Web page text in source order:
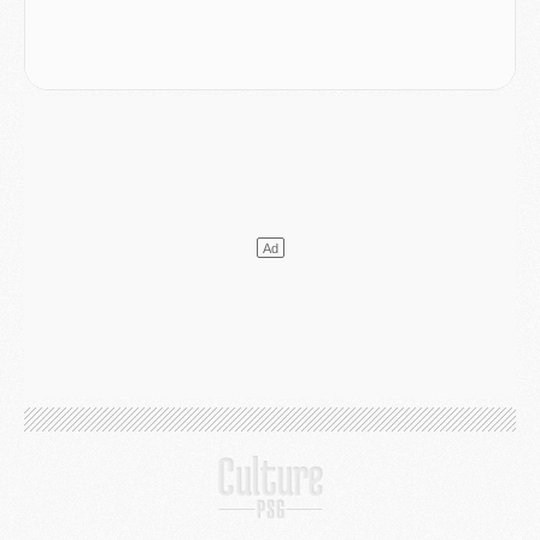
- Le transfert d'Akliouche au PSG bouclé, le montant se précise
Sélections- Ancelotti fait le ménage au Brésil mais veut garder Marquinhos
- Le PSG plutôt que la FIFA pour Al-Khelaïfi, poussé par l'UEFA ?
- Le PSG presserait Ferran Torres de se décider, deux pistes de secours
- Déguisements, shopping, double scouting, Luis Campos dévoile ses méthodes